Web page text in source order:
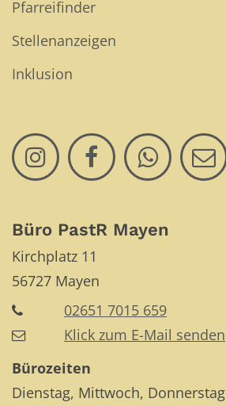
Pfarreifinder
Stellenanzeigen
Inklusion
Büro PastR Mayen
Kirchplatz 11
56727 Mayen
02651 7015 659
Klick zum E-Mail senden
Bürozeiten
Dienstag, Mittwoch, Donnerstag